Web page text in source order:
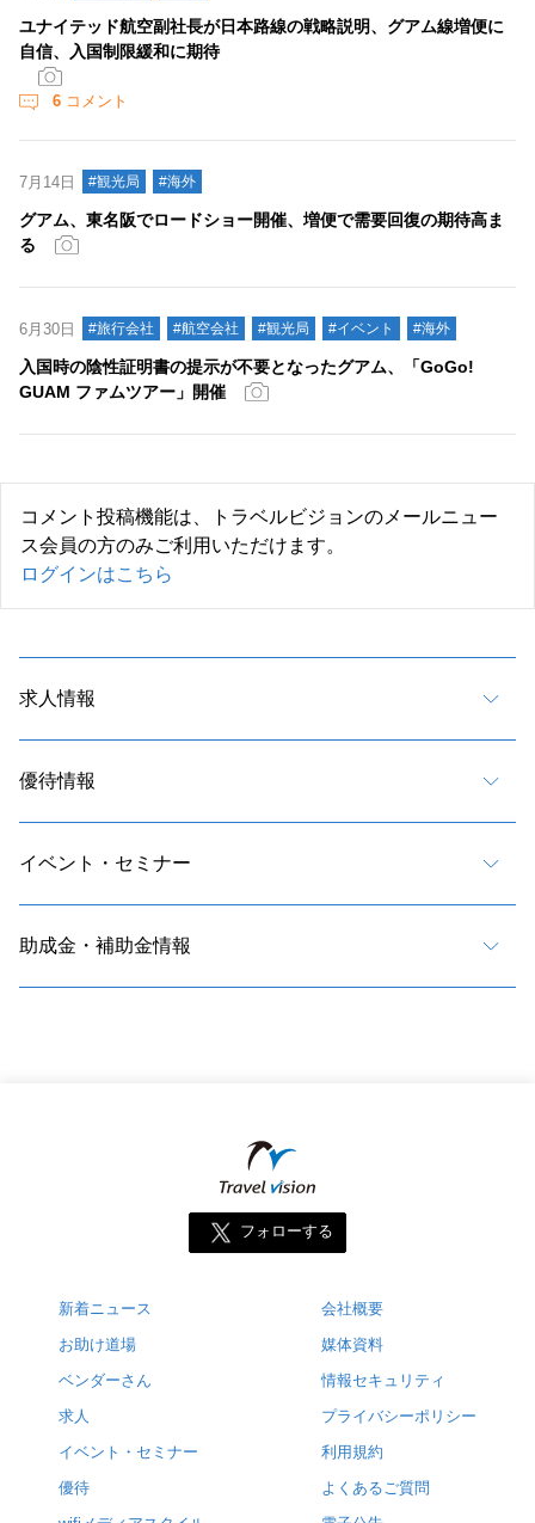
ユナイテッド航空副社長が日本路線の戦略説明、グアム線増便に
自信、入国制限緩和に期待
6 コメント
7月14日 #観光局 #海外
グアム、東名阪でロードショー開催、増便で需要回復の期待高ま
る
6月30日 #旅行会社 #航空会社 #観光局 #イベント #海外
入国時の陰性証明書の提示が不要となったグアム、「GoGo!
GUAM ファムツアー」開催
コメント投稿機能は、トラベルビジョンのメールニュー
ス会員の方のみご利用いただけます。
ログインはこちら
求人情報
優待情報
イベント・セミナー
助成金・補助金情報
フォローする
新着ニュース
お助け道場
ベンダーさん
求人
イベント・セミナー
優待
会社概要
媒体資料
情報セキュリティ
プライバシーポリシー
利用規約
よくあるご質問